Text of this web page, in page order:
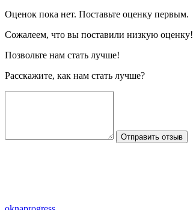
Оценок пока нет. Поставьте оценку первым.
Сожалеем, что вы поставили низкую оценку!
Позвольте нам стать лучше!
Расскажите, как нам стать лучше?
Отправить отзыв